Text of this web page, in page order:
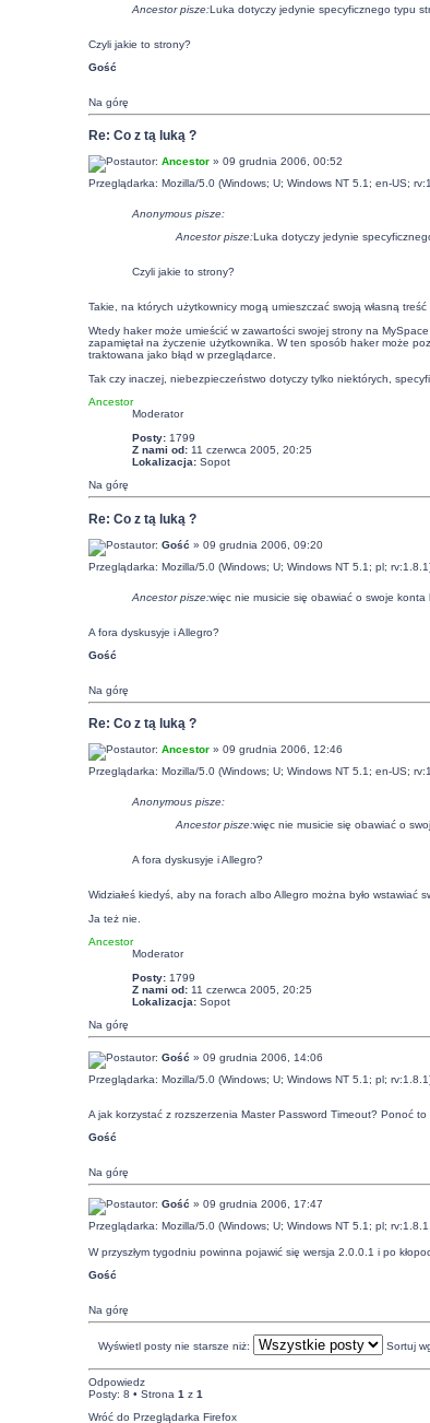
Ancestor pisze:Luka dotyczy jedynie specyficznego typu
Czyli jakie to strony?
Gość
Na górę
Re: Co z tą luką ?
autor: Ancestor» 09 grudnia 2006, 00:52
Przeglądarka: Mozilla/5.0 (Windows; U; Windows NT 5.1; en-US;
Anonymous pisze:
Ancestor pisze:Luka dotyczy jedynie
Czyli jakie to strony?
Takie, na których użytkownicy mogą umieszczać swoją własną
Wtedy haker może umieścić w zawartości swojej strony na
zapamiętał na życzenie użytkownika. W ten sposób haker może
traktowana jako błąd w przeglądarce.
Tak czy inaczej, niebezpieczeństwo dotyczy tylko niektórych,
Ancestor
Moderator
Posty:1799
Z nami od:11 czerwca 2005, 20:25
Lokalizacja:Sopot
Na górę
Re: Co z tą luką ?
autor: Gość » 09 grudnia 2006, 09:20
Przeglądarka: Mozilla/5.0 (Windows; U; Windows NT 5.1; pl;
Ancestor pisze:więc nie musicie się obawiać o swoje konta
A fora dyskusyje i Allegro?
Gość
Na górę
Re: Co z tą luką ?
autor: Ancestor» 09 grudnia 2006, 12:46
Przeglądarka: Mozilla/5.0 (Windows; U; Windows NT 5.1; en-US;
Anonymous pisze:
Ancestor pisze:więc nie musicie się obawiać o
A fora dyskusyje i Allegro?
Widziałeś kiedyś, aby na forach albo Allegro można było wstawiać
Ja też nie.
Ancestor
Moderator
Posty:1799
Z nami od:11 czerwca 2005, 20:25
Lokalizacja:Sopot
Na górę
autor: Gość » 09 grudnia 2006, 14:06
Przeglądarka: Mozilla/5.0 (Windows; U; Windows NT 5.1; pl;
A jak korzystać z rozszerzenia Master Password Timeout? Ponoć
Gość
Na górę
autor: Gość » 09 grudnia 2006, 17:47
Przeglądarka: Mozilla/5.0 (Windows; U; Windows NT 5.1; pl;
W przyszłym tygodniu powinna pojawić się wersja 2.0.0.1 i po
Gość
Na górę
Wyświetl posty nie starsze niż: Sortuj
Odpowiedz
Posty: 8 • Strona 1 z 1
Wróć do Przeglądarka Firefox